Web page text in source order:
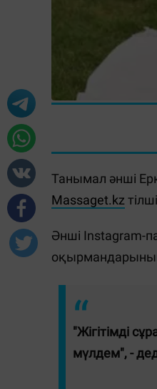
Танымал әнші
Massaget.kz
Әнші Instagram-
оқырмандарының
"Жігітімді
мүлдем", -